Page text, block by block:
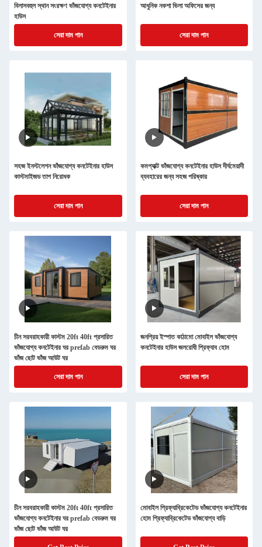
বিলাসবহুল স্থান সংরক্ষণ ভাঁজযোগ্য কনটেইনার
হাউস
সেরা দাম পান
আধুনিক নকশা ভিলা অফিসের জন্য
সেরা দাম পান
সহজ ইনস্টলেশন ভাঁজযোগ্য কনটেইনার হাউস
কাস্টমাইজড তাপ নিরোধক
সেরা দাম পান
কমপ্যাক্ট ভাঁজযোগ্য কনটেইনার হাউস দীর্ঘমেয়াদী
ব্যবহারের জন্য সহজ পরিষ্কার
সেরা দাম পান
চীন সরবরাহকারী কাস্টম 20ft 40ft প্রসারিত
ভাঁজযোগ্য কনটেইনার ঘর prefab বেডরুম ঘর
ভাঁজ ছোট ভাঁজ আউট ঘর
সেরা দাম পান
জনপ্রিয় ইস্পাত কাঠামো মোবাইল ভাঁজযোগ্য
কনটেইনার হাউস জলরোধী প্রিফ্যাব হোম
সেরা দাম পান
চীন সরবরাহকারী কাস্টম 20ft 40ft প্রসারিত
ভাঁজযোগ্য কনটেইনার ঘর prefab বেডরুম ঘর
ভাঁজ ছোট ভাঁজ আউট ঘর
মোবাইল প্রিফ্যাব্রিকেটেড ভাঁজযোগ্য কনটেইনার
হোম প্রিফ্যাব্রিকেটেড ভাঁজযোগ্য বাড়ি